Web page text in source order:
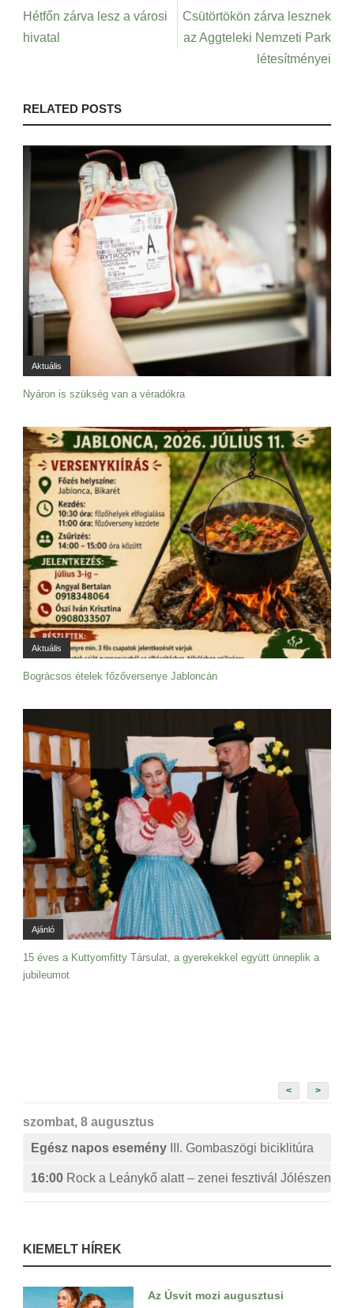
Hétfőn zárva lesz a városi
hivatal
Csütörtökön zárva lesznek
az Aggteleki Nemzeti Park
létesítményei
RELATED POSTS
Aktuális
Nyáron is szükség van a véradókra
Aktuális
Bográcsos ételek főzőversenye Jabloncán
Ajánló
15 éves a Kuttyomfitty Társulat, a gyerekekkel együtt ünneplik a
jubileumot
< >
szombat, 8 augusztus
Egész napos esemény
III. Gombaszögi biciklitúra
16:00 Rock a Leánykő alatt – zenei fesztivál Jólészen
KIEMELT HÍREK
Az Úsvit mozi augusztusi